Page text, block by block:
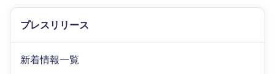
プレスリリース
新着情報一覧